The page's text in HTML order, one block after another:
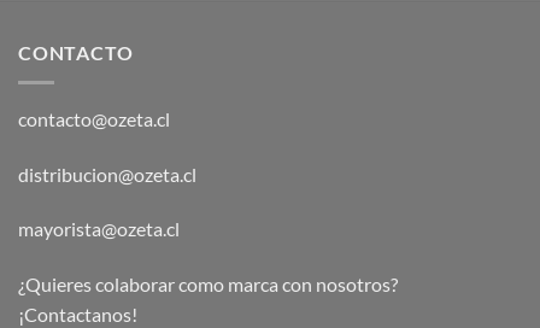
CONTACTO
contacto@ozeta.cl
distribucion@ozeta.cl
mayorista@ozeta.cl
¿Quieres colaborar como marca con nosotros?
¡Contactanos!